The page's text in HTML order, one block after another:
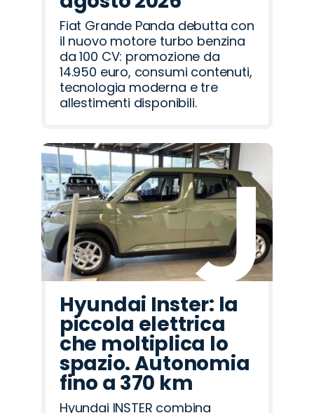
Fiat Grande Panda debutta con
il nuovo motore turbo benzina
da 100 CV: promozione da
14.950 euro, consumi contenuti,
tecnologia moderna e tre
allestimenti disponibili.
Hyundai Inster: la
piccola elettrica
che moltiplica lo
spazio. Autonomia
fino a 370 km
Hyundai INSTER combina